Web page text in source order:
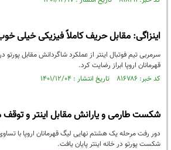
اینزاگی: مقابل حریف کاملاً فیزیکی خیلی
سرمربی تیم فوتبال اینتر از عملکرد شاگردانش مقابل
قهرمانان اروپا ابراز رضایت کرد.
کد خبر: ۸۱۶۷۸۶ تاریخ انتشار : ۱۴۰۱/۱۲/۰۴
شکست طارمی و یارانش مقابل اینتر و
دور رفت مرحله یک هشتم نهایی لیگ قهرمانان اروپا با
شکست پورتو در خانه اینتر پایان یافت.